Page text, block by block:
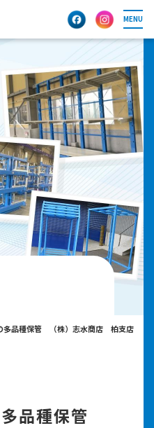
MENU
多品種保管 （株）志水商店 柏支店
品種保管